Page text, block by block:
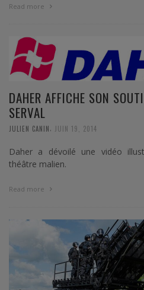
Read more
DAHER AFFICHE SON
SERVAL
JULIEN CANIN JUIN 19, 2014
Daher a dévoilé une vidéo
théâtre malien.
Read more